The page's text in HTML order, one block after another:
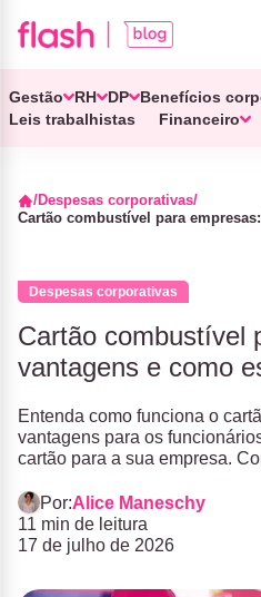
Gestão RH DP
Benefícios
Leis trabalhistas
Financeiro
Despesas corporativas
Cartão combustível para
Despesas corporativas
Cartão combustível
vantagens e como
Entenda como funciona o
vantagens para os
cartão para a sua empresa.
Por:Alice Maneschy
11 min de leitura
17 de julho de 2026